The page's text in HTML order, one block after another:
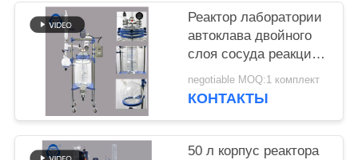
ПОЛИТИКА
КОНФИДЕНЦИАЛЬНОСТИ
Реактор лаборатории
автоклава двойного
слоя сосуда реакции
стеклянный с
конденсатором
negotiable MOQ:1 комплект
КОНТАКТЫ
50 л корпус реактора